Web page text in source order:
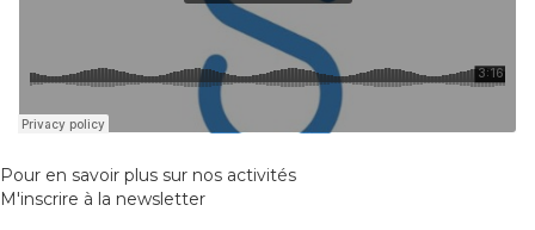
Pour en savoir plus sur nos activités
M'inscrire à la newsletter